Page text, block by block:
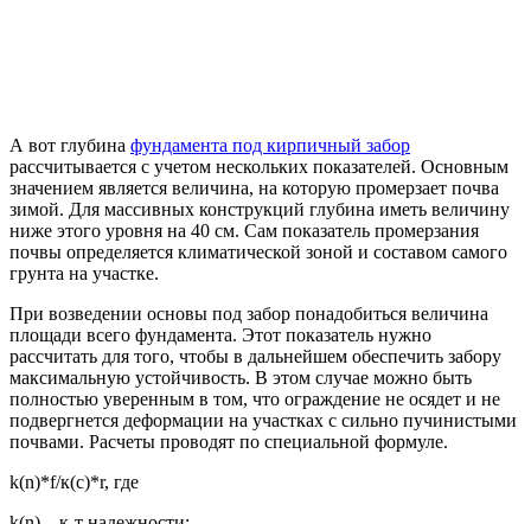
А вот глубина фундамента под кирпичный забор
рассчитывается с учетом нескольких показателей. Основным
значением является величина, на которую промерзает почва
зимой. Для массивных конструкций глубина иметь величину
ниже этого уровня на 40 см. Сам показатель промерзания
почвы определяется климатической зоной и составом самого
грунта на участке.
При возведении основы под забор понадобиться величина
площади всего фундамента. Этот показатель нужно
рассчитать для того, чтобы в дальнейшем обеспечить забору
максимальную устойчивость. В этом случае можно быть
полностью уверенным в том, что ограждение не осядет и не
подвергнется деформации на участках с сильно пучинистыми
почвами. Расчеты проводят по специальной формуле.
k(n)*f/к(с)*r, где